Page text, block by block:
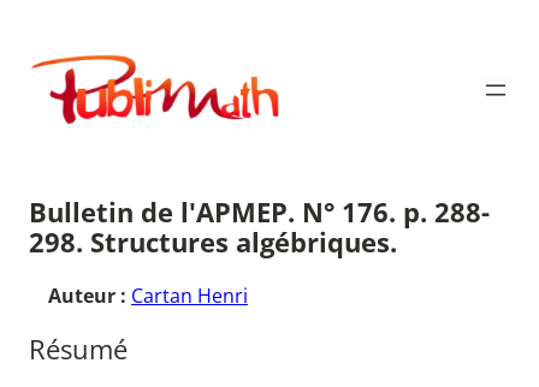
contenu
Publimath
Bulletin de l'APMEP. N° 176. p. 288-
298. Structures algébriques.
Auteur : Cartan Henri
Résumé